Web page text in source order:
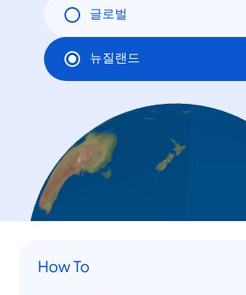
글로벌
뉴질랜드
How To